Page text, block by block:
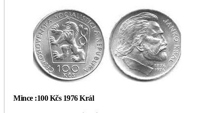
Mince :100 Kčs 1976 Král